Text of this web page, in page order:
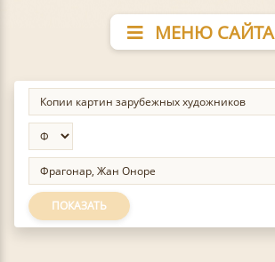
МЕНЮ САЙТА
ПОКАЗАТЬ